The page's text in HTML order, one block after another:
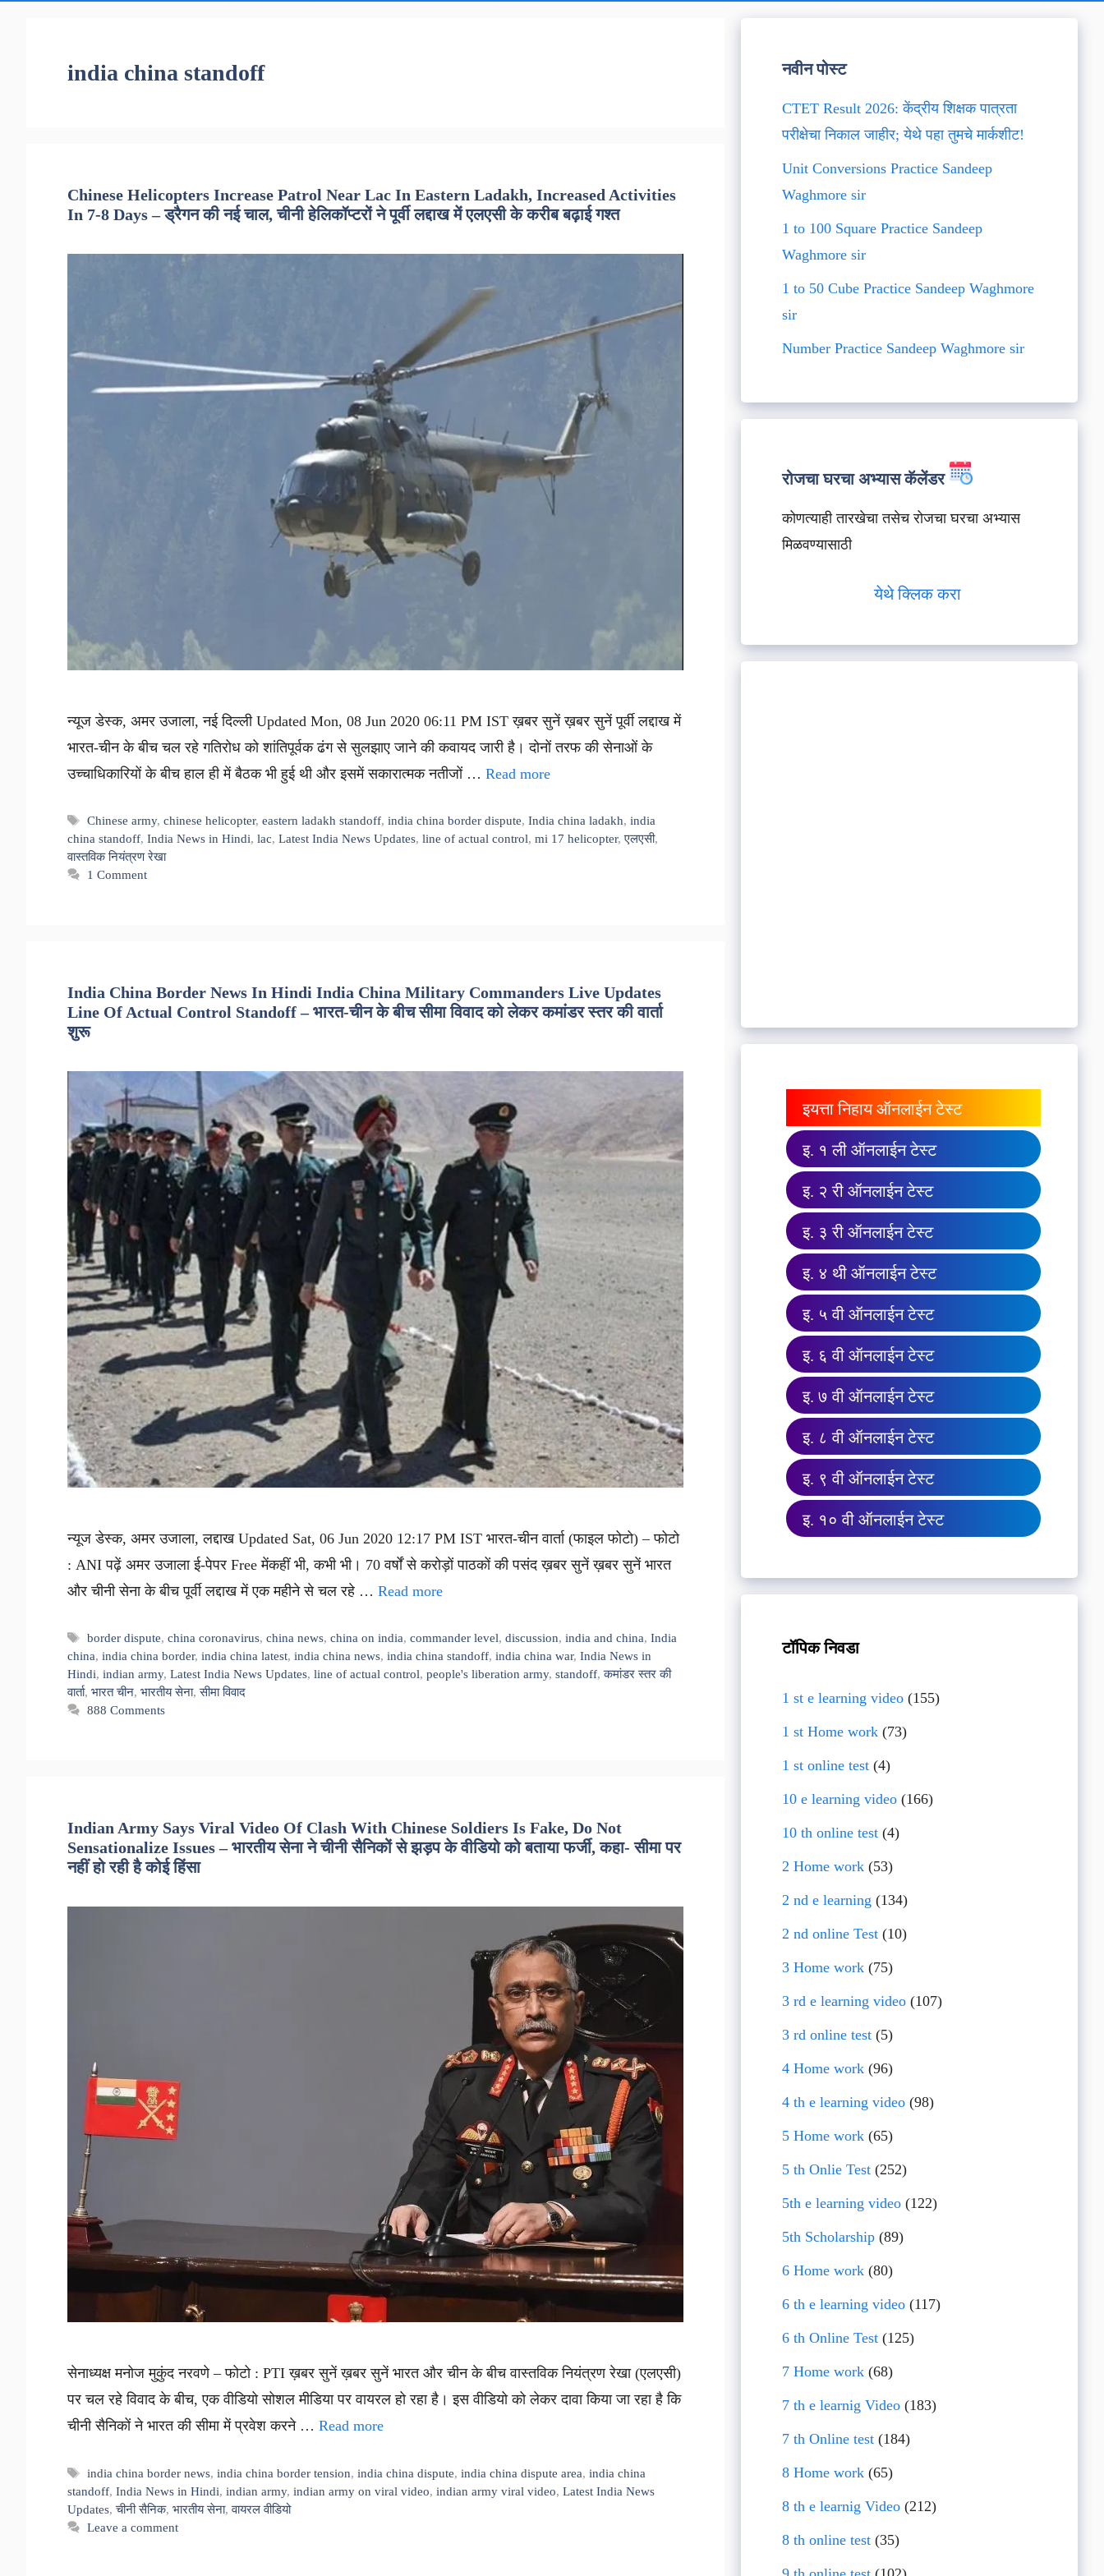
india china standoff
Chinese Helicopters Increase Patrol Near Lac In Eastern Ladakh, Increased Activities
In 7-8 Days – ड्रैगन की नई चाल, चीनी हेलिकॉप्टरों ने पूर्वी लद्दाख में एलएसी के करीब बढ़ाई गश्त
न्यूज डेस्क, अमर उजाला, नई दिल्ली Updated Mon, 08 Jun 2020 06:11 PM IST ख़बर सुनें ख़बर सुनें पूर्वी लद्दाख में
भारत-चीन के बीच चल रहे गतिरोध को शांतिपूर्वक ढंग से सुलझाए जाने की कवायद जारी है। दोनों तरफ की सेनाओं के
उच्चाधिकारियों के बीच हाल ही में बैठक भी हुई थी और इसमें सकारात्मक नतीजों … Read more
Tags
Chinese army,chinese helicopter,eastern ladakh standoff,india china border dispute,India china ladakh,india
china standoff, India News in Hindi, lac, Latest India News Updates, line of actual control, mi 17 helicopter,एलएसी,
वास्तविक नियंत्रण रेखा
1 Comment
India China Border News In Hindi India China Military Commanders Live Updates
Line Of Actual Control Standoff – भारत-चीन के बीच सीमा विवाद को लेकर कमांडर स्तर की वार्ता
शुरू
न्यूज डेस्क, अमर उजाला, लद्दाख Updated Sat, 06 Jun 2020 12:17 PM IST भारत-चीन वार्ता (फाइल फोटो) – फोटो
: ANI पढ़ें अमर उजाला ई-पेपर Free मेंकहीं भी, कभी भी। 70 वर्षों से करोड़ों पाठकों की पसंद ख़बर सुनें ख़बर सुनें भारत
और चीनी सेना के बीच पूर्वी लद्दाख में एक महीने से चल रहे … Read more
Tags
border dispute,china coronavirus,china news,china on india,commander level,discussion,india and china,India
china, india china border, india china latest, india china news, india china standoff, india china war, India News in
Hindi, indian army, Latest India News Updates, line of actual control, people's liberation army, standoff,कमांडर स्तर की
वार्ता, भारत चीन, भारतीय सेना,सीमा विवाद
888 Comments
Indian Army Says Viral Video Of Clash With Chinese Soldiers Is Fake, Do Not
Sensationalize Issues – भारतीय सेना ने चीनी सैनिकों से झड़प के वीडियो को बताया फर्जी, कहा- सीमा पर
नहीं हो रही है कोई हिंसा
सेनाध्यक्ष मनोज मुकुंद नरवणे – फोटो : PTI ख़बर सुनें ख़बर सुनें भारत और चीन के बीच वास्तविक नियंत्रण रेखा (एलएसी)
पर चल रहे विवाद के बीच, एक वीडियो सोशल मीडिया पर वायरल हो रहा है। इस वीडियो को लेकर दावा किया जा रहा है कि
चीनी सैनिकों ने भारत की सीमा में प्रवेश करने … Read more
Tags
india china border news,india china border tension,india china dispute,india china dispute area,india china
standoff, India News in Hindi, indian army, indian army on viral video, indian army viral video, Latest India News
Updates,चीनी सैनिक, भारतीय सेना,वायरल वीडियो
Leave a comment
नवीन पोस्ट
CTET Result 2026: केंद्रीय शिक्षक पात्रता
परीक्षेचा निकाल जाहीर; येथे पहा तुमचे मार्कशीट!
Unit Conversions Practice Sandeep
Waghmore sir
1 to 100 Square Practice Sandeep
Waghmore sir
1 to 50 Cube Practice Sandeep Waghmore
sir
Number Practice Sandeep Waghmore sir
रोजचा घरचा अभ्यास कॅलेंडर
कोणत्याही तारखेचा तसेच रोजचा घरचा अभ्यास
मिळवण्यासाठी
येथे क्लिक करा
इयत्ता निहाय ऑनलाईन टेस्ट
इ. १ ली ऑनलाईन टेस्ट
इ. २ री ऑनलाईन टेस्ट
इ. ३ री ऑनलाईन टेस्ट
इ. ४ थी ऑनलाईन टेस्ट
इ. ५ वी ऑनलाईन टेस्ट
इ. ६ वी ऑनलाईन टेस्ट
इ. ७ वी ऑनलाईन टेस्ट
इ. ८ वी ऑनलाईन टेस्ट
इ. ९ वी ऑनलाईन टेस्ट
इ. १० वी ऑनलाईन टेस्ट
टॉपिक निवडा
1 st e learning video(155)
1 st Home work(73)
1 st online test(4)
10 e learning video(166)
10 th online test(4)
2 Home work(53)
2 nd e learning (134)
2 nd online Test(10)
3 Home work(75)
3 rd e learning video(107)
3 rd online test(5)
4 Home work(96)
4 th e learning video(98)
5 Home work(65)
5 th Onlie Test(252)
5th e learning video(122)
5th Scholarship(89)
6 Home work(80)
6 th e learning video(117)
6 th Online Test(125)
7 Home work(68)
7 th e learnig Video(183)
7 th Online test(184)
8 Home work(65)
8 th e learnig Video(212)
8 th online test(35)